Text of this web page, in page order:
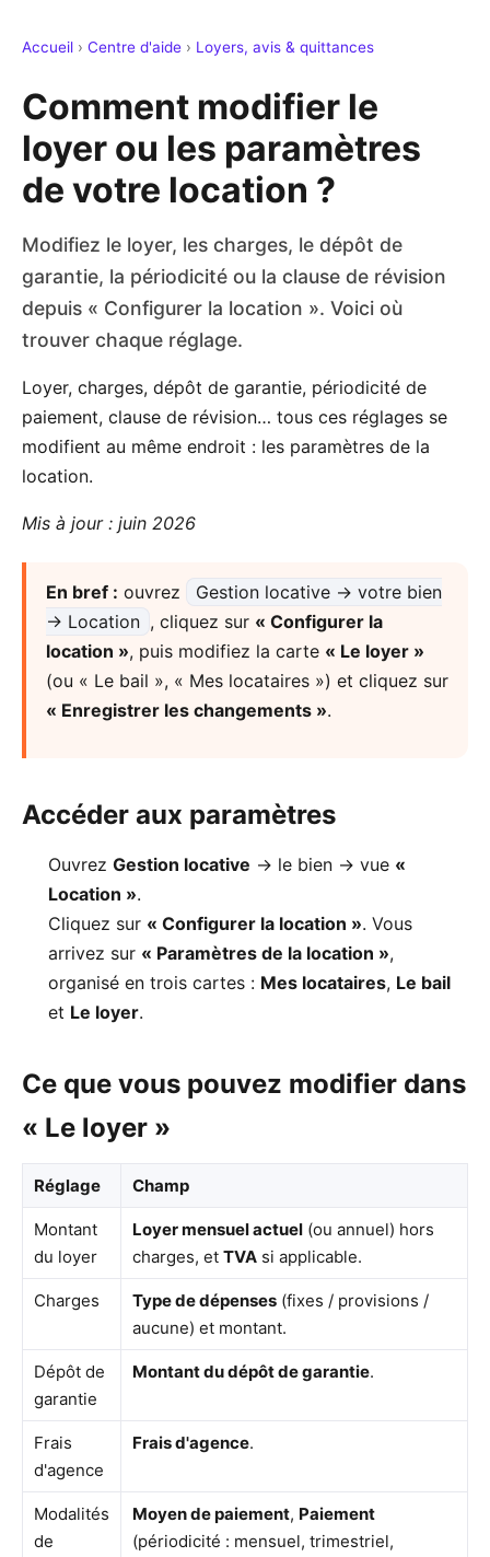
Accueil › Centre d'aide › Loyers, avis & quittances
Comment modifier le
loyer ou les paramètres
de votre location ?
Modifiez le loyer, les charges, le dépôt de
garantie, la périodicité ou la clause de révision
depuis « Configurer la location ». Voici où
trouver chaque réglage.
Loyer, charges, dépôt de garantie, périodicité de
paiement, clause de révision… tous ces réglages se
modifient au même endroit : les paramètres de la
location.
Mis à jour : juin 2026
En bref : ouvrez
Gestion locative → votre bien
→ Location , cliquez sur « Configurer la
location », puis modifiez la carte « Le loyer »
(ou « Le bail », « Mes locataires ») et cliquez sur
« Enregistrer les changements ».
Accéder aux paramètres
Ouvrez Gestion locative → le bien → vue «
Location ».
Cliquez sur « Configurer la location ». Vous
arrivez sur « Paramètres de la location »,
organisé en trois cartes : Mes locataires, Le bail
et Le loyer.
Ce que vous pouvez modifier dans
« Le loyer »
Réglage Champ
Montant
du loyer
Loyer mensuel actuel (ou annuel) hors
charges, et TVA si applicable.
Charges Type de dépenses (fixes / provisions /
aucune) et montant.
Dépôt de
garantie
Montant du dépôt de garantie.
Frais
d'agence
Frais d'agence.
Modalités
de
Moyen de paiement, Paiement
(périodicité : mensuel, trimestriel,